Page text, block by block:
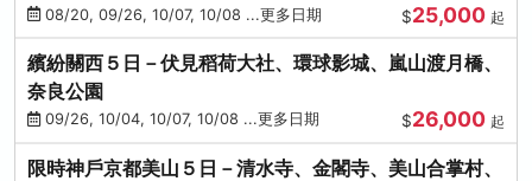
08/20, 09/26, 10/07, 10/08 ...更多日期 $25,000 起
繽紛關西５日－伏見稻荷大社、環球影城、嵐山渡月橋、
奈良公園
09/26, 10/04, 10/07, 10/08 ...更多日期 $26,000 起
限時神戶京都美山５日－清水寺、金閣寺、美山合掌村、